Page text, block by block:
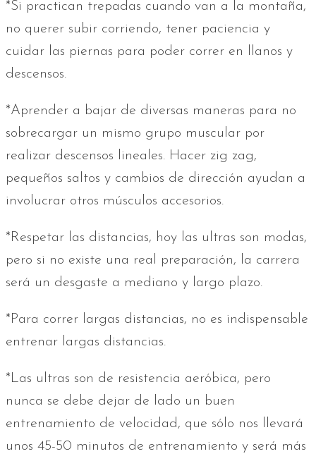
*Si practican trepadas cuando van a la montaña,
no querer subir corriendo, tener paciencia y
cuidar las piernas para poder correr en llanos y
descensos.
*Aprender a bajar de diversas maneras para no
sobrecargar un mismo grupo muscular por
realizar descensos lineales. Hacer zig zag,
pequeños saltos y cambios de dirección ayudan a
involucrar otros músculos accesorios.
*Respetar las distancias, hoy las ultras son modas,
pero si no existe una real preparación, la carrera
será un desgaste a mediano y largo plazo.
*Para correr largas distancias, no es indispensable
entrenar largas distancias.
*Las ultras son de resistencia aeróbica, pero
nunca se debe dejar de lado un buen
entrenamiento de velocidad, que sólo nos llevará
unos 45-50 minutos de entrenamiento y será más